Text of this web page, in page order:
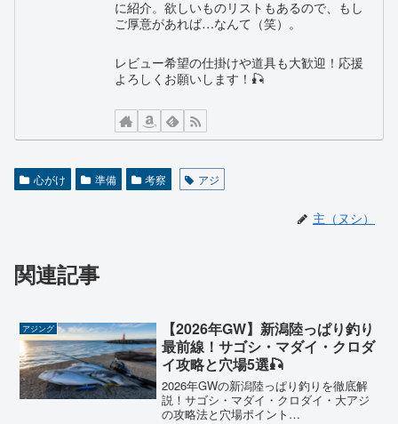
に紹介。欲しいものリストもあるので、もし
ご厚意があれば…なんて（笑）。
レビュー希望の仕掛けや道具も大歓迎！応援
よろしくお願いします！🎣
心がけ 準備 考察 アジ
主（ヌシ）
関連記事
アジング
【2026年GW】新潟陸っぱり釣り
最前線！サゴシ・マダイ・クロダ
イ攻略と穴場5選🎣
2026年GWの新潟陸っぱり釣りを徹底解
説！サゴシ・マダイ・クロダイ・大アジ
の攻略法と穴場ポイント…